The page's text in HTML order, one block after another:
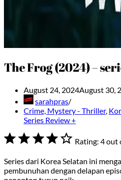
The Frog (2024) –
August 24, 2024August 30,
sarahpras
Crime, Mystery - Thriller,
Series Review +
⭐
⭐
Rating: 4 out
Series dari Korea Selatan ini
pembunuhan dengan delapan